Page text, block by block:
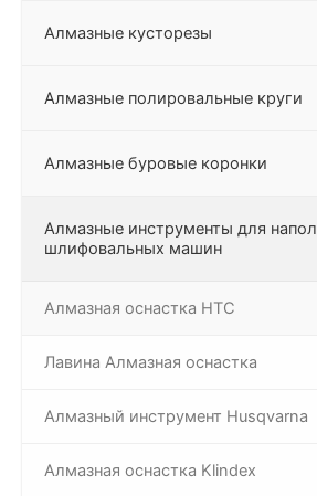
Алмазные кусторезы
Алмазные полировальные круги
Алмазные буровые коронки
Алмазные инструменты для
шлифовальных машин
Алмазная оснастка HTC
Лавина Алмазная оснастка
Алмазный инструмент Husqvarna
Алмазная оснастка Klindex